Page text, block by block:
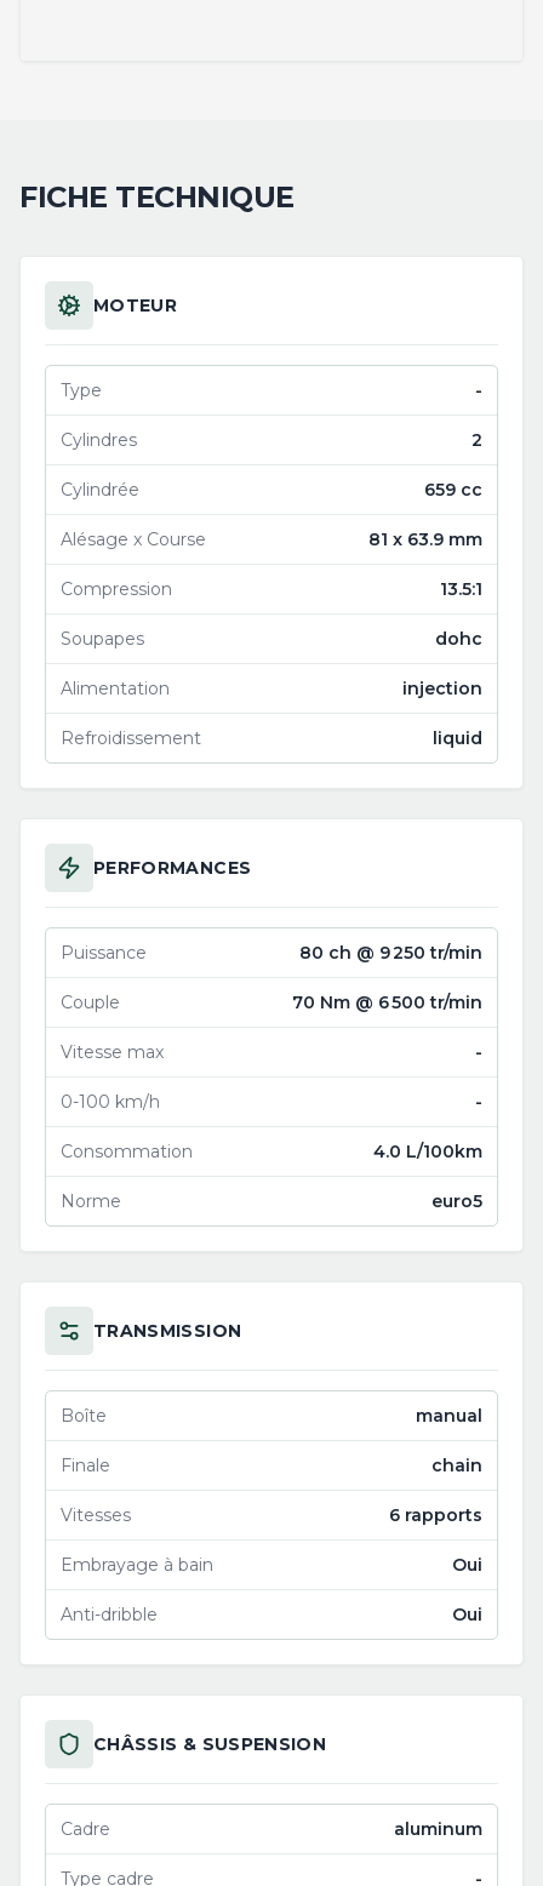
FICHE TECHNIQUE
MOTEUR
Type -
Cylindres 2
Cylindrée 659 cc
Alésage x Course 81 x 63.9 mm
Compression 13.5:1
Soupapes dohc
Alimentation injection
Refroidissement liquid
PERFORMANCES
Puissance 80 ch @ 9 250 tr/min
Couple 70 Nm @ 6 500 tr/min
Vitesse max -
0-100 km/h -
Consommation 4.0 L/100km
Norme euro5
TRANSMISSION
Boîte manual
Finale chain
Vitesses 6 rapports
Embrayage à bain Oui
Anti-dribble Oui
CHÂSSIS & SUSPENSION
Cadre aluminum
Type cadre -